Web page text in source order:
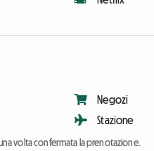
Negozi
Stazione
volta confermata la prenotazione.